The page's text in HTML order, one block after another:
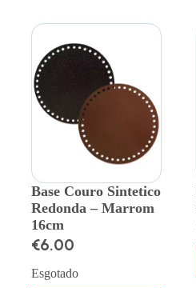
Base Couro Sintetico
Redonda – Marrom
16cm
€6.00
Esgotado